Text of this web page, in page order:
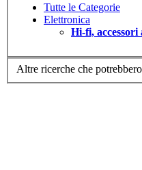
Tutte le Categorie
Elettronica
Hi-fi, accessori
Altre ricerche che